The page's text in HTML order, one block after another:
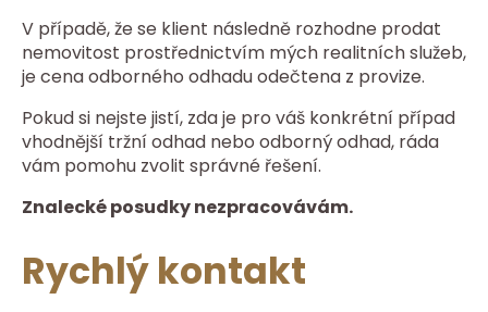
V případě, že se klient následně rozhodne prodat
nemovitost prostřednictvím mých realitních služeb,
je cena odborného odhadu odečtena z provize.
Pokud si nejste jistí, zda je pro váš konkrétní případ
vhodnější tržní odhad nebo odborný odhad, ráda
vám pomohu zvolit správné řešení.
Znalecké posudky nezpracovávám.
Rychlý kontakt